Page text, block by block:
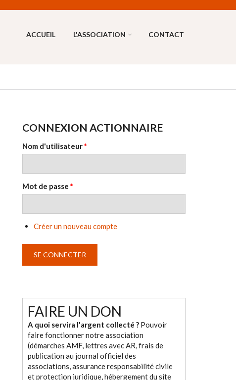
ACCUEIL L'ASSOCIATION CONTACT
CONNEXION ACTIONNAIRE
Nom d'utilisateur*
Mot de passe *
Créer un nouveau compte
FAIRE UN DON
A quoi servira l'argent collecté ? Pouvoir
faire fonctionner notre association
(démarches AMF, lettres avec AR, frais de
publication au journal officiel des
associations, assurance responsabilité civile
et protection juridique, hébergement du site